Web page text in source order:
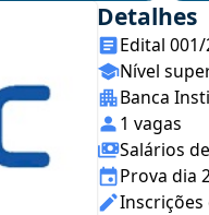
Detalhes
Edital
Nível
Banca
1 vagas
Salários
Prova dia
Inscrições